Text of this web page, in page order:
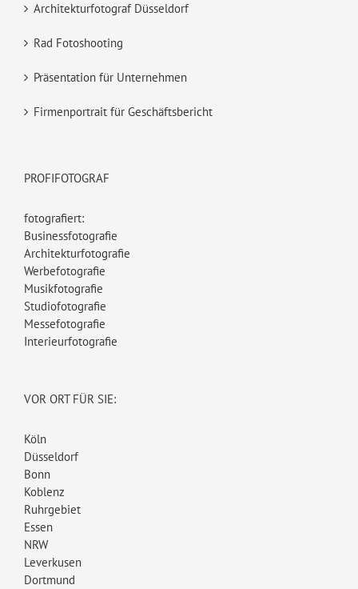
Architekturfotograf Düsseldorf
Rad Fotoshooting
Präsentation für Unternehmen
Firmenportrait für Geschäftsbericht
PROFIFOTOGRAF
fotografiert:
Businessfotografie
Architekturfotografie
Werbefotografie
Musikfotografie
Studiofotografie
Messefotografie
Interieurfotografie
VOR ORT FÜR SIE:
Köln
Düsseldorf
Bonn
Koblenz
Ruhrgebiet
Essen
NRW
Leverkusen
Dortmund